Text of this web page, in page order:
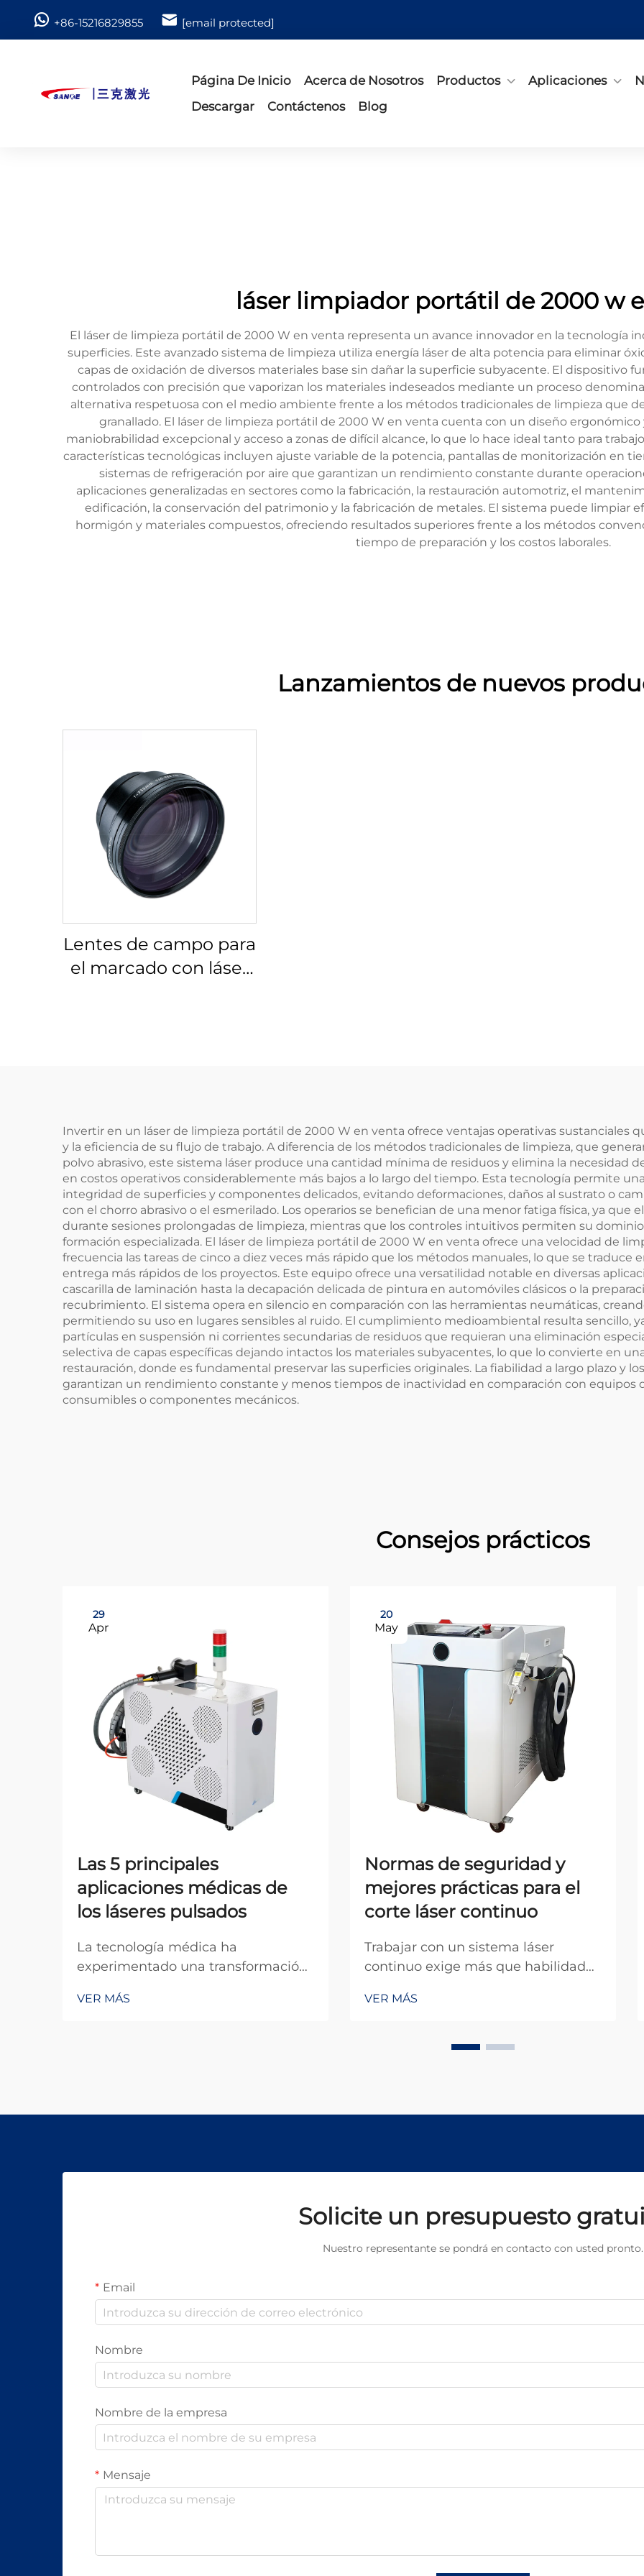
+86-15216829855 [email protected]
Página De Inicio Acerca de Nosotros Productos Aplicaciones
Descargar
Contáctenos Blog
láser limpiador portátil de 2000 w
El láser de limpieza portátil de 2000 W en venta representa un avance innovador en la tecnología
superficies. Este avanzado sistema de limpieza utiliza energía láser de alta potencia para eliminar
capas de oxidación de diversos materiales base sin dañar la superficie subyacente. El dispositivo
controlados con precisión que vaporizan los materiales indeseados mediante un proceso
alternativa respetuosa con el medio ambiente frente a los métodos tradicionales de limpieza que
granallado. El láser de limpieza portátil de 2000 W en venta cuenta con un diseño
maniobrabilidad excepcional y acceso a zonas de difícil alcance, lo que lo hace ideal tanto para
características tecnológicas incluyen ajuste variable de la potencia, pantallas de monitorización en
sistemas de refrigeración por aire que garantizan un rendimiento constante durante
aplicaciones generalizadas en sectores como la fabricación, la restauración automotriz, el
edificación, la conservación del patrimonio y la fabricación de metales. El sistema puede limpiar
hormigón y materiales compuestos, ofreciendo resultados superiores frente a los métodos
tiempo de preparación y los costos laborales.
Lanzamientos de nuevos
Lentes de campo para
el marcado con láser
Invertir en un láser de limpieza portátil de 2000 W en venta ofrece ventajas operativas sustanciales
y la eficiencia de su flujo de trabajo. A diferencia de los métodos tradicionales de limpieza, que
polvo abrasivo, este sistema láser produce una cantidad mínima de residuos y elimina la necesidad
en costos operativos considerablemente más bajos a lo largo del tiempo. Esta tecnología permite
integridad de superficies y componentes delicados, evitando deformaciones, daños al sustrato o
con el chorro abrasivo o el esmerilado. Los operarios se benefician de una menor fatiga física, ya que
durante sesiones prolongadas de limpieza, mientras que los controles intuitivos permiten su
formación especializada. El láser de limpieza portátil de 2000 W en venta ofrece una velocidad de
frecuencia las tareas de cinco a diez veces más rápido que los métodos manuales, lo que se
entrega más rápidos de los proyectos. Este equipo ofrece una versatilidad notable en diversas
cascarilla de laminación hasta la decapación delicada de pintura en automóviles clásicos o la
recubrimiento. El sistema opera en silencio en comparación con las herramientas neumáticas,
permitiendo su uso en lugares sensibles al ruido. El cumplimiento medioambiental resulta sencillo,
partículas en suspensión ni corrientes secundarias de residuos que requieran una eliminación
selectiva de capas específicas dejando intactos los materiales subyacentes, lo que lo convierte en
restauración, donde es fundamental preservar las superficies originales. La fiabilidad a largo plazo y
garantizan un rendimiento constante y menos tiempos de inactividad en comparación con equipos
consumibles o componentes mecánicos.
Consejos prácticos
29
Apr
Las 5 principales
aplicaciones médicas de
los láseres pulsados
La tecnología médica ha
experimentado una transformación
entre las innovaciones más
VER MÁS
20
May
Normas de seguridad y
mejores prácticas para el
corte láser continuo
Trabajar con un sistema láser
continuo exige más que habilidad
exhaustiva de las normas de
las mejores prácticas operativas que
VER MÁS
Solicite un presupuesto
Nuestro representante se pondrá en contacto con usted pronto.
Email
Nombre
Nombre de la empresa
Mensaje